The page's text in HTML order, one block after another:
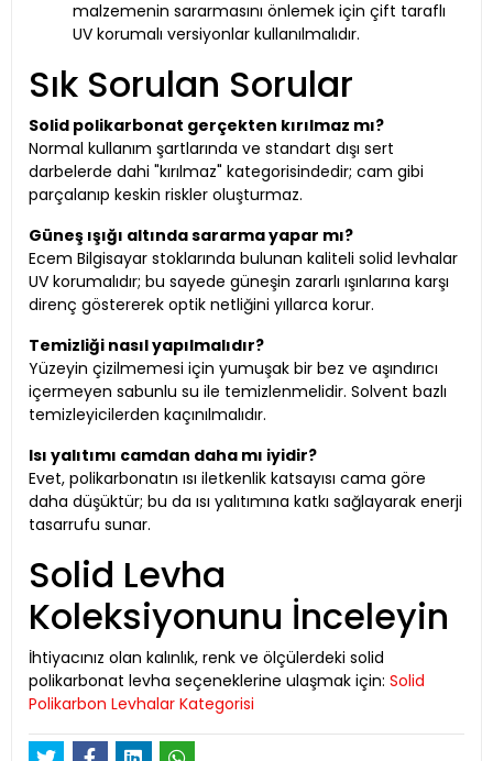
malzemenin sararmasını önlemek için çift taraflı
UV korumalı versiyonlar kullanılmalıdır.
Sık Sorulan Sorular
Solid polikarbonat gerçekten kırılmaz mı?
Normal kullanım şartlarında ve standart dışı sert
darbelerde dahi "kırılmaz" kategorisindedir; cam gibi
parçalanıp keskin riskler oluşturmaz.
Güneş ışığı altında sararma yapar mı?
Ecem Bilgisayar stoklarında bulunan kaliteli solid levhalar
UV korumalıdır; bu sayede güneşin zararlı ışınlarına karşı
direnç göstererek optik netliğini yıllarca korur.
Temizliği nasıl yapılmalıdır?
Yüzeyin çizilmemesi için yumuşak bir bez ve aşındırıcı
içermeyen sabunlu su ile temizlenmelidir. Solvent bazlı
temizleyicilerden kaçınılmalıdır.
Isı yalıtımı camdan daha mı iyidir?
Evet, polikarbonatın ısı iletkenlik katsayısı cama göre
daha düşüktür; bu da ısı yalıtımına katkı sağlayarak enerji
tasarrufu sunar.
Solid Levha
Koleksiyonunu İnceleyin
İhtiyacınız olan kalınlık, renk ve ölçülerdeki solid
polikarbonat levha seçeneklerine ulaşmak için: Solid
Polikarbon Levhalar Kategorisi